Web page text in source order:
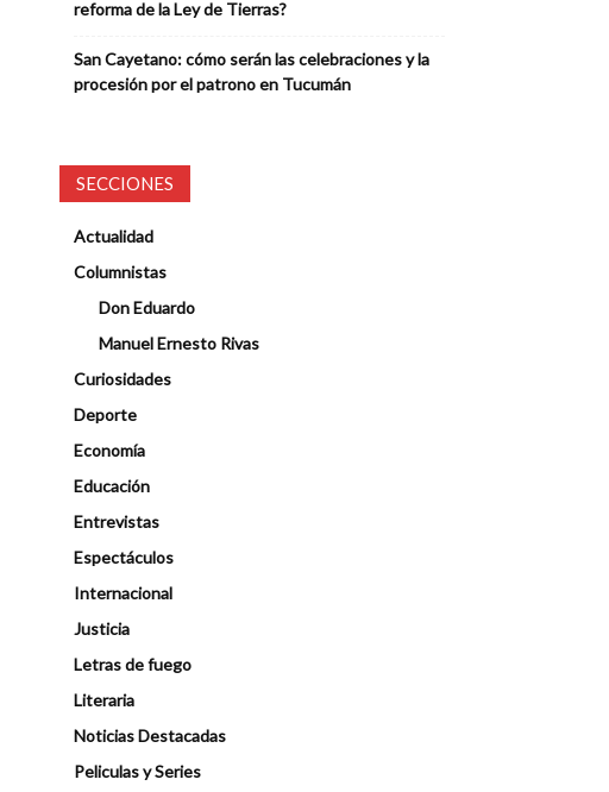
reforma de la Ley de Tierras?
San Cayetano: cómo serán las celebraciones y la
procesión por el patrono en Tucumán
SECCIONES
Actualidad
Columnistas
Don Eduardo
Manuel Ernesto Rivas
Curiosidades
Deporte
Economía
Educación
Entrevistas
Espectáculos
Internacional
Justicia
Letras de fuego
Literaria
Noticias Destacadas
Peliculas y Series